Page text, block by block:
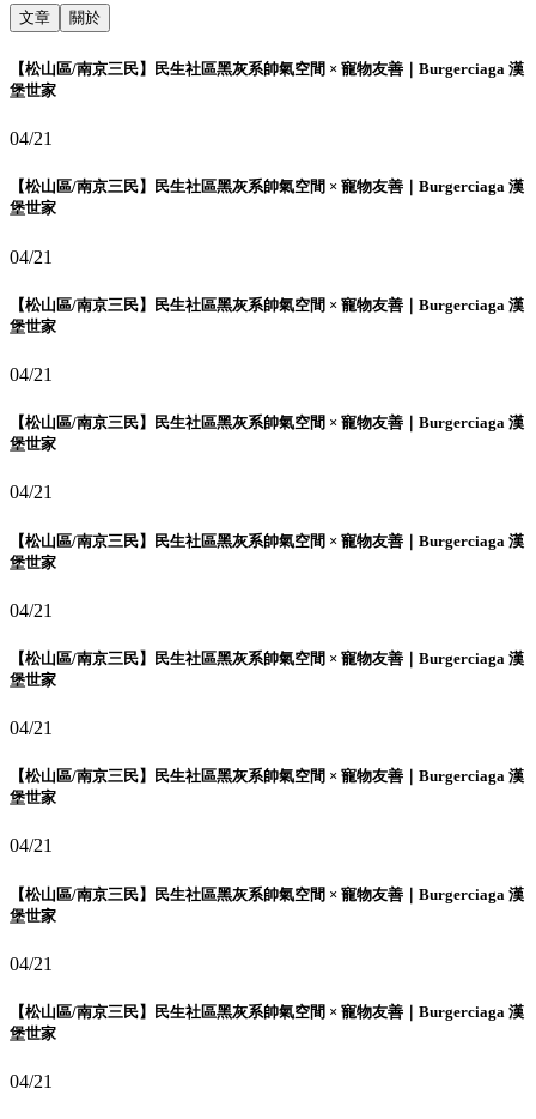
文章 關於
【松山區/南京三民】民生社區黑灰系帥氣空間 × 寵物友善｜Burgerciaga 漢
堡世家
04/21
【松山區/南京三民】民生社區黑灰系帥氣空間 × 寵物友善｜Burgerciaga 漢
堡世家
04/21
【松山區/南京三民】民生社區黑灰系帥氣空間 × 寵物友善｜Burgerciaga 漢
堡世家
04/21
【松山區/南京三民】民生社區黑灰系帥氣空間 × 寵物友善｜Burgerciaga 漢
堡世家
04/21
【松山區/南京三民】民生社區黑灰系帥氣空間 × 寵物友善｜Burgerciaga 漢
堡世家
04/21
【松山區/南京三民】民生社區黑灰系帥氣空間 × 寵物友善｜Burgerciaga 漢
堡世家
04/21
【松山區/南京三民】民生社區黑灰系帥氣空間 × 寵物友善｜Burgerciaga 漢
堡世家
04/21
【松山區/南京三民】民生社區黑灰系帥氣空間 × 寵物友善｜Burgerciaga 漢
堡世家
04/21
【松山區/南京三民】民生社區黑灰系帥氣空間 × 寵物友善｜Burgerciaga 漢
堡世家
04/21